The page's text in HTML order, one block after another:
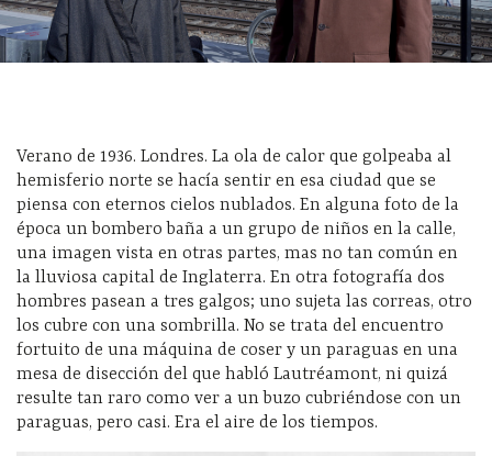
Verano de 1936. Londres. La ola de calor que golpeaba al
hemisferio norte se hacía sentir en esa ciudad que se
piensa con eternos cielos nublados. En alguna foto de la
época un bombero baña a un grupo de niños en la calle,
una imagen vista en otras partes, mas no tan común en
la lluviosa capital de Inglaterra. En otra fotografía dos
hombres pasean a tres galgos; uno sujeta las correas, otro
los cubre con una sombrilla. No se trata del encuentro
fortuito de una máquina de coser y un paraguas en una
mesa de disección del que habló Lautréamont, ni quizá
resulte tan raro como ver a un buzo cubriéndose con un
paraguas, pero casi. Era el aire de los tiempos.